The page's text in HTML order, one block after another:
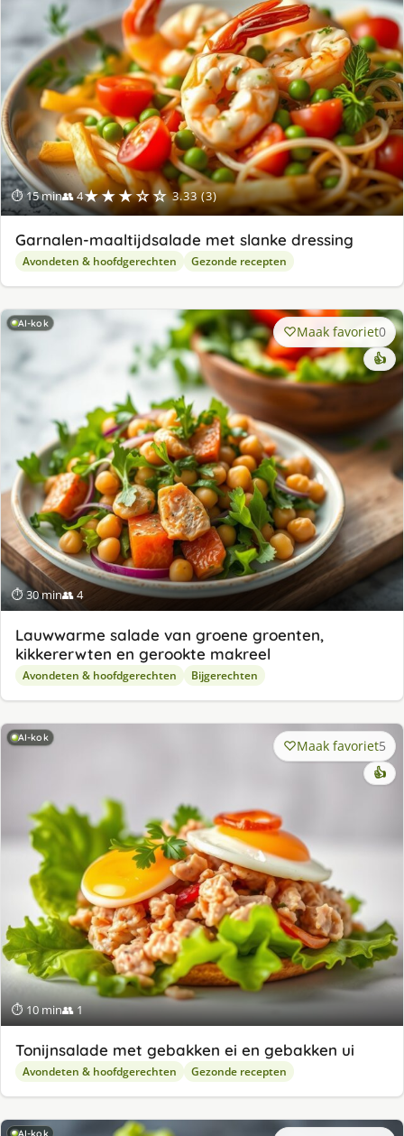
⏱ 15 min👥 4★★★☆☆ 3.33 (3)
Garnalen-maaltijdsalade met slanke dressing
Avondeten & hoofdgerechten Gezonde recepten
AI-kok
⏱ 30 min👥 4
Maak favoriet0
👍
Lauwwarme salade van groene groenten,
kikkererwten en gerookte makreel
Avondeten & hoofdgerechten Bijgerechten
AI-kok
⏱ 10 min👥 1
Maak favoriet5
👍
Tonijnsalade met gebakken ei en gebakken ui
Avondeten & hoofdgerechten Gezonde recepten
AI-kok